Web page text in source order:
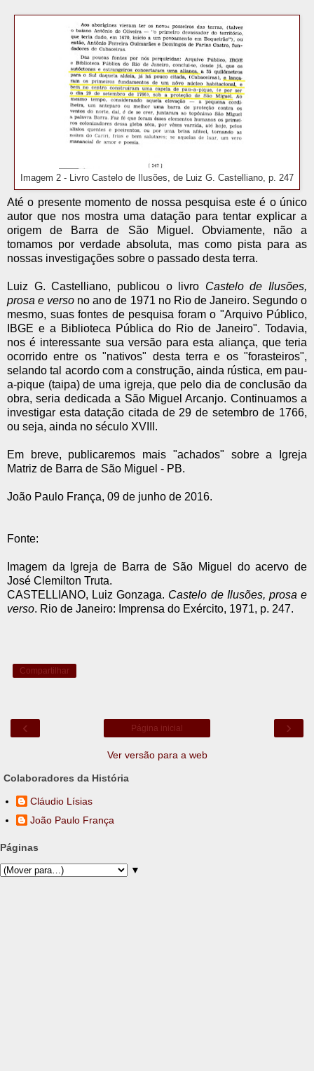
Imagem 2 - Livro Castelo de Ilusões, de Luiz G. Castelliano, p. 247
Até o presente momento de nossa pesquisa este é o único
autor que nos mostra uma datação para tentar explicar a
origem de Barra de São Miguel. Obviamente, não a
tomamos por verdade absoluta, mas como pista para as
nossas investigações sobre o passado desta terra.
Luiz G. Castelliano, publicou o livro Castelo de Ilusões,
prosa e verso no ano de 1971 no Rio de Janeiro. Segundo o
mesmo, suas fontes de pesquisa foram o "Arquivo Público,
IBGE e a Biblioteca Pública do Rio de Janeiro". Todavia,
nos é interessante sua versão para esta aliança, que teria
ocorrido entre os "nativos" desta terra e os "forasteiros",
selando tal acordo com a construção, ainda rústica, em pau-
a-pique (taipa) de uma igreja, que pelo dia de conclusão da
obra, seria dedicada a São Miguel Arcanjo. Continuamos a
investigar esta datação citada de 29 de setembro de 1766,
ou seja, ainda no século XVIII.
Em breve, publicaremos mais "achados" sobre a Igreja
Matriz de Barra de São Miguel - PB.
João Paulo França, 09 de junho de 2016.
Fonte:
Imagem da Igreja de Barra de São Miguel do acervo de
José Clemilton Truta.
CASTELLIANO, Luiz Gonzaga. Castelo de Ilusões, prosa e
verso. Rio de Janeiro: Imprensa do Exército, 1971, p. 247.
Compartilhar
‹ ›
Página inicial
Ver versão para a web
Colaboradores da História
Cláudio Lísias
João Paulo França
Páginas
▼